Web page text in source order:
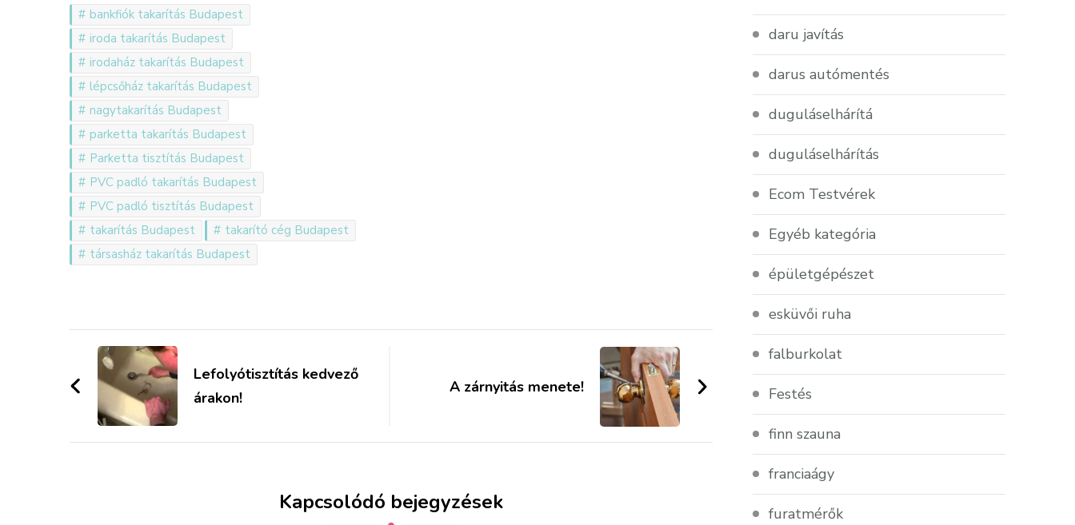
bankfiók takarítás Budapest
iroda takarítás Budapest
irodaház takarítás Budapest
lépcsőház takarítás Budapest
nagytakarítás Budapest
parketta takarítás Budapest
Parketta tisztítás Budapest
PVC padló takarítás Budapest
PVC padló tisztítás Budapest
takarítás Budapest
takarító cég Budapest
társasház takarítás Budapest
Bejegyzések
navigációjaLefolyótisztítás kedvező
árakon!
A zárnyitás menete!
Kapcsolódó bejegyzések
daru javítás
darus autómentés
duguláselhárítá
duguláselhárítás
Ecom Testvérek
Egyéb kategória
épületgépészet
esküvői ruha
falburkolat
Festés
finn szauna
franciaágy
furatmérők